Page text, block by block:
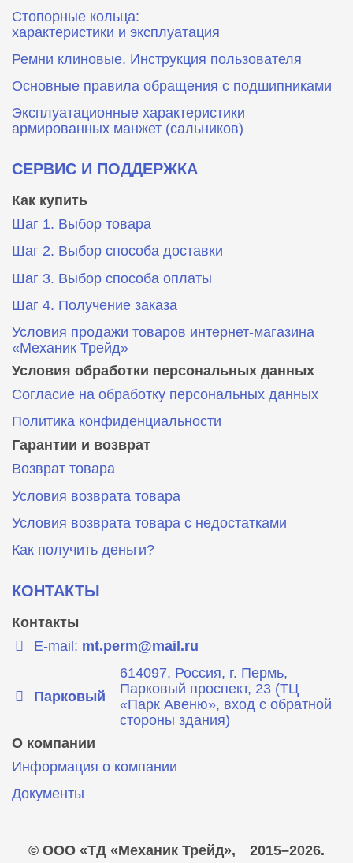
Стопорные кольца:
характеристики и эксплуатация
Ремни клиновые. Инструкция пользователя
Основные правила обращения с подшипниками
Эксплуатационные характеристики
армированных манжет (сальников)
СЕРВИС И ПОДДЕРЖКА
Как купить
Шаг 1. Выбор товара
Шаг 2. Выбор способа доставки
Шаг 3. Выбор способа оплаты
Шаг 4. Получение заказа
Условия продажи товаров интернет-магазина
«Механик Трейд»
Условия обработки персональных данных
Согласие на обработку персональных данных
Политика конфиденциальности
Гарантии и возврат
Возврат товара
Условия возврата товара
Условия возврата товара с недостатками
Как получить деньги?
КОНТАКТЫ
Контакты
E-mail: mt.perm@mail.ru
Парковый
614097, Россия, г. Пермь,
Парковый проспект, 23 (ТЦ
«Парк Авеню», вход с обратной
стороны здания)
О компании
Информация о компании
Документы
© ООО «ТД «Механик Трейд», 2015–2026.